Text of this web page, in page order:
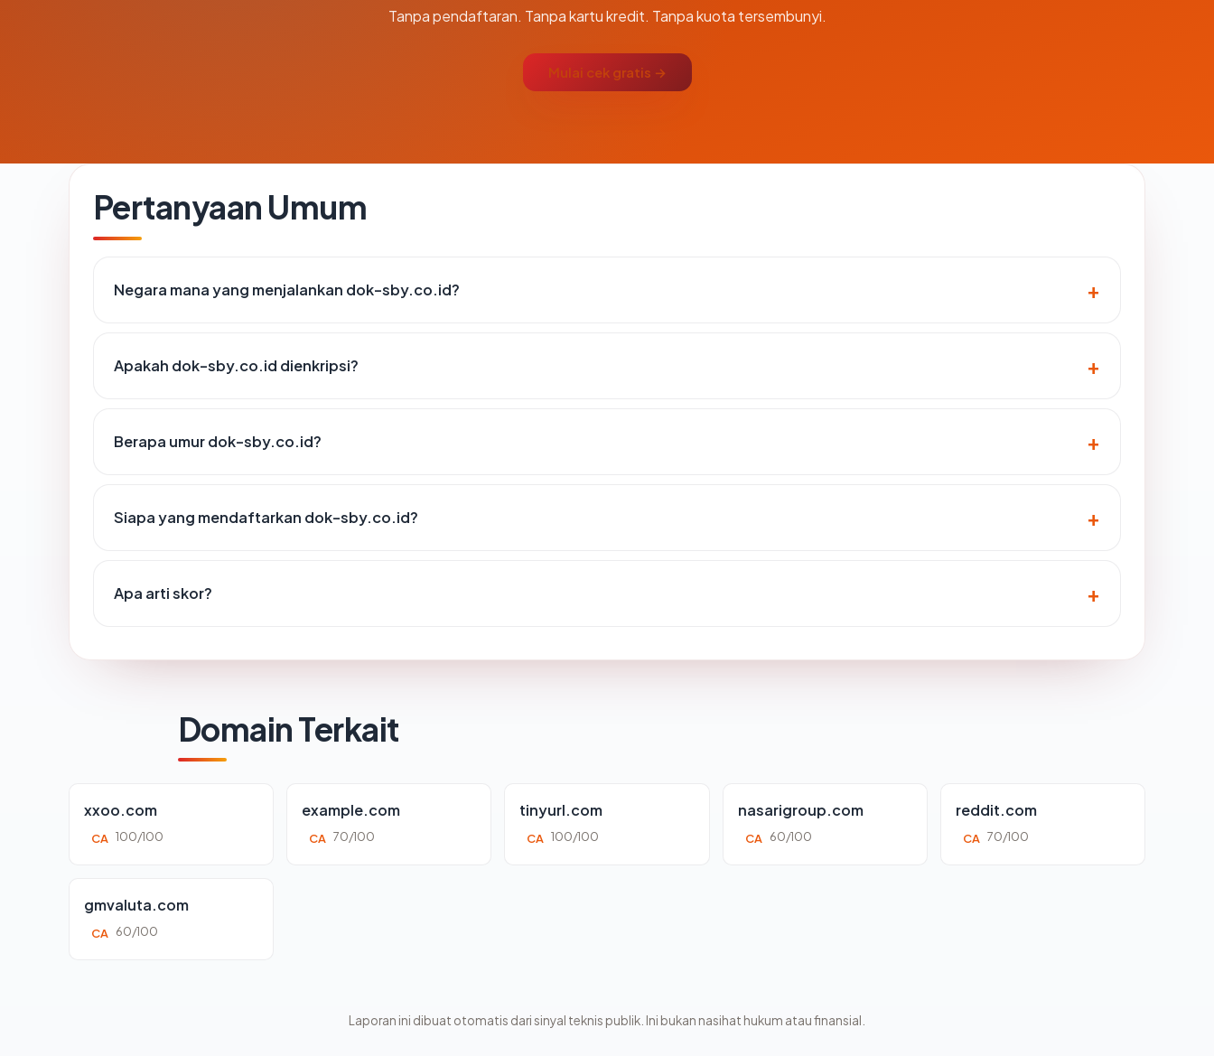
Tanpa pendaftaran. Tanpa kartu kredit. Tanpa kuota tersembunyi.
Mulai cek gratis →
Pertanyaan Umum
Negara mana yang menjalankan dok-sby.co.id?
Apakah dok-sby.co.id dienkripsi?
Berapa umur dok-sby.co.id?
Siapa yang mendaftarkan dok-sby.co.id?
Apa arti skor?
Domain Terkait
xxoo.com
CA 100/100
example.com
CA 70/100
tinyurl.com
CA 100/100
nasarigroup.com
CA 60/100
reddit.com
CA 70/100
gmvaluta.com
CA 60/100
Laporan ini dibuat otomatis dari sinyal teknis publik. Ini bukan nasihat hukum atau finansial.